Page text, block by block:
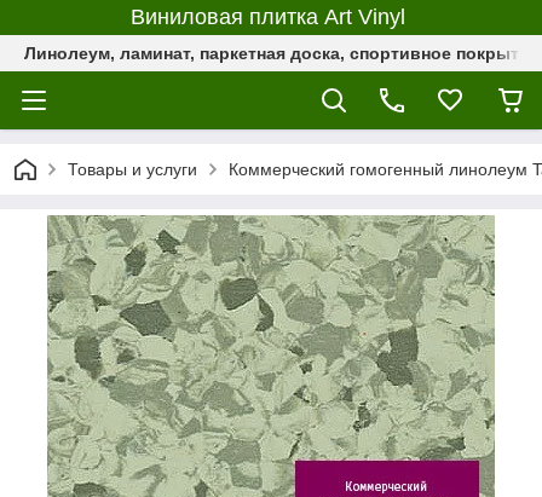
Виниловая плитка Art Vinyl
Линолеум, ламинат, паркетная доска, спортивное
Товары и услуги Коммерческий гомогенный линолеум